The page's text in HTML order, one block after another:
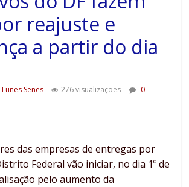
reajuste e
a partir do dia
Lunes Senes 276 visualizações
0
das empresas de entregas por
Federal vão iniciar, no dia 1º de
pelo aumento da